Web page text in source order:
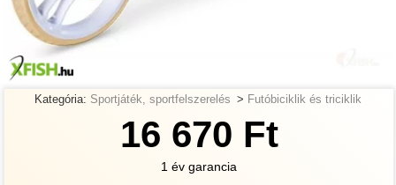
Kategória: Sportjáték, sportfelszerelés > Futóbiciklik és triciklik
16 670 Ft
1 év garancia